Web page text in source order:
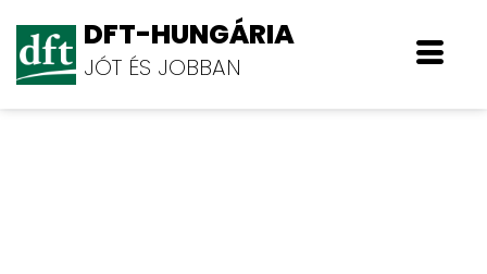
DFT-HUNGÁRIA
JÓT ÉS JOBBAN